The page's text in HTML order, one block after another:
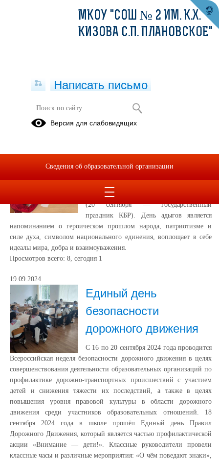
Публикации за Сентябрь 2024
День Адыгов
В целях укрепления единства народов
мероприятия , посвященные Дню адыгов
(20 сентября — государственный
праздник КБР). День адыгов является
напоминанием о героическом прошлом народа, патриотизме и
силе духа, символом национального единения, воплощает в себе
идеалы мира, добра и взаимоуважения.
Просмотров всего: 8, сегодня 1
19.09.2024
Единый день
безопасности
дорожного движения
С 16 по 20 сентября 2024 года проводится
Всероссийская неделя безопасности дорожного движения в целях
совершенствования деятельности образовательных организаций по
профилактике дорожно-транспортных происшествий с участием
детей и снижения тяжести их последствий, а также в целях
повышения уровня правовой культуры в области дорожного
движения среди участников образовательных отношений. 18
сентября 2024 года в школе прошёл Единый день Правил
Дорожного Движения, который является частью профилактической
акции «Внимание — дети!». Классные руководители провели
классные часы и различные мероприятия: «О чём поведают знаки»,
МКОУ "СОШ № 2 ИМ. К.Х.
КИЗОВА С.П. ПЛАНОВСКОЕ"
Написать письмо
Версия для слабовидящих
Сведения об образовательной организации